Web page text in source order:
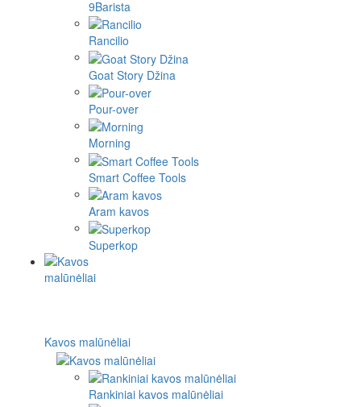
9Barista
Rancilio
Goat Story Džina
Pour-over
Morning
Smart Coffee Tools
Aram kavos
Superkop
Kavos malūnėliai
Rankiniai kavos malūnėliai